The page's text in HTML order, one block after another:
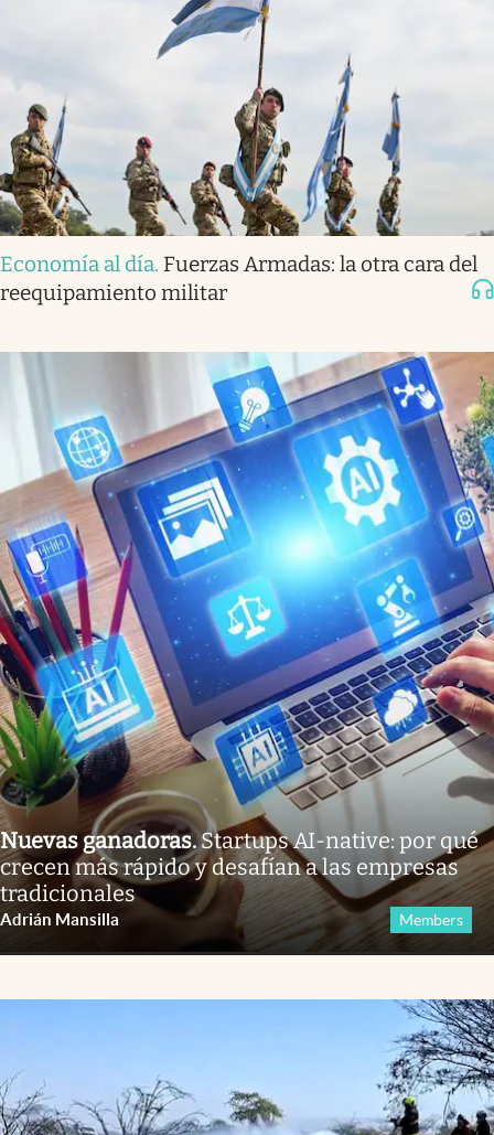
Economía al día. Fuerzas Armadas: la otra cara del
reequipamiento militar
Nuevas ganadoras.Startups AI-native: por qué
crecen más rápido y desafían a las empresas
tradicionales
Adrián Mansilla Members